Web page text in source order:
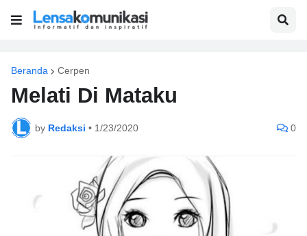
Beranda Cerpen
Melati Di Mataku
by Redaksi • 1/23/2020 0